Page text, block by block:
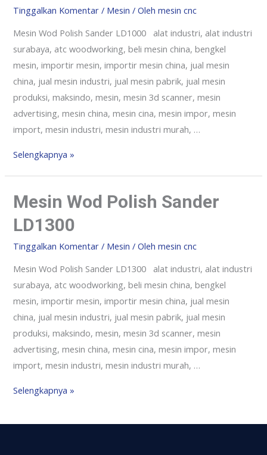
Tinggalkan Komentar / Mesin / Olehmesin cnc
Mesin Wod Polish Sander LD1000 alat industri, alat industri
surabaya, atc woodworking, beli mesin china, bengkel
mesin, importir mesin, importir mesin china, jual mesin
china, jual mesin industri, jual mesin pabrik, jual mesin
produksi, maksindo, mesin, mesin 3d scanner, mesin
advertising, mesin china, mesin cina, mesin impor, mesin
import, mesin industri, mesin industri murah, …
Selengkapnya »
Mesin Wod Polish Sander
LD1300
Tinggalkan Komentar / Mesin / Olehmesin cnc
Mesin Wod Polish Sander LD1300 alat industri, alat industri
surabaya, atc woodworking, beli mesin china, bengkel
mesin, importir mesin, importir mesin china, jual mesin
china, jual mesin industri, jual mesin pabrik, jual mesin
produksi, maksindo, mesin, mesin 3d scanner, mesin
advertising, mesin china, mesin cina, mesin impor, mesin
import, mesin industri, mesin industri murah, …
Selengkapnya »